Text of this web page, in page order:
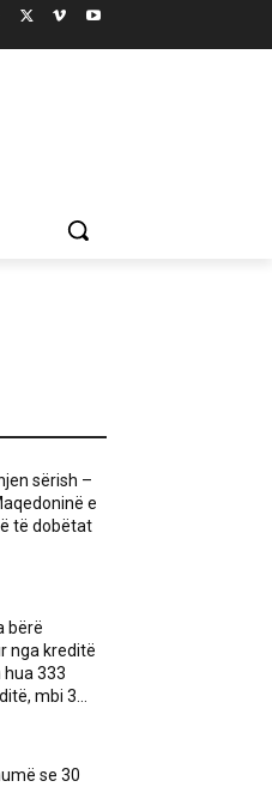
sërish –
e
të dobëtat
bërë
nga kreditë
333
mbi 3...
se 30